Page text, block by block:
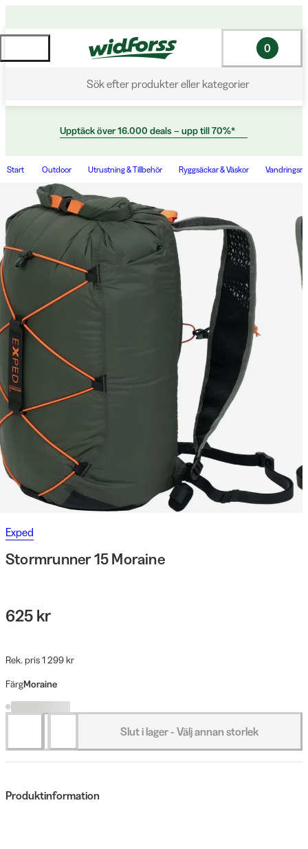
Sök efter produkter eller kategorier
0
Upptäck över 16.000 deals – upp till 70%*
Start Outdoor Utrustning & Tillbehör Ryggsäckar & Väskor
Exped
Stormrunner 15 Moraine
625 kr
Rek. pris 1 299 kr
FärgMoraine
Slut i lager - Välj annan storlek
Produktinformation